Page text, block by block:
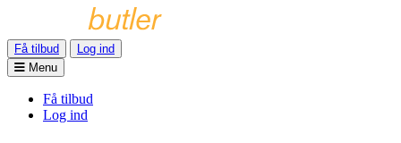
Få tilbud
Log ind
Menu
Få tilbud
Log ind